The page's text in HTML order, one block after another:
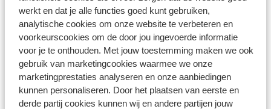
werkt en dat je alle functies goed kunt gebruiken,
analytische cookies om onze website te verbeteren en
voorkeurscookies om de door jou ingevoerde informatie
voor je te onthouden. Met jouw toestemming maken we ook
gebruik van marketingcookies waarmee we onze
marketingprestaties analyseren en onze aanbiedingen
kunnen personaliseren. Door het plaatsen van eerste en
derde partij cookies kunnen wij en andere partijen jouw
Vallandry